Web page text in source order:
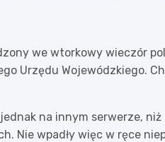
we wtorkowy wieczór
Urzędu Wojewódzkiego.
na innym serwerze,
Nie wpadły więc w ręce